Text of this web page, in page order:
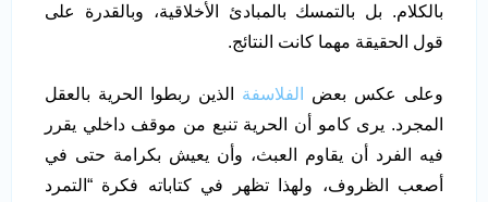
بالكلام. بل بالتمسك بالمبادئ الأخلاقية، وبالقدرة على
قول الحقيقة مهما كانت النتائج.
وعلى عكس بعض الفلاسفة الذين ربطوا الحرية بالعقل
المجرد. يرى كامو أن الحرية تنبع من موقف داخلي يقرر
فيه الفرد أن يقاوم العبث، وأن يعيش بكرامة حتى في
أصعب الظروف، ولهذا تظهر في كتاباته فكرة “التمرد